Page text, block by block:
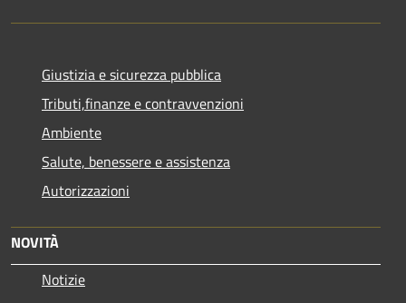
Giustizia e sicurezza pubblica
Tributi,finanze e contravvenzioni
Ambiente
Salute, benessere e assistenza
Autorizzazioni
NOVITÀ
Notizie